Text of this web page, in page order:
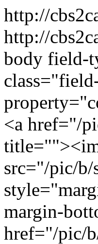
http://
http://
body field-
<a href="/
src="/pic/b/
margin-
href="/pic/